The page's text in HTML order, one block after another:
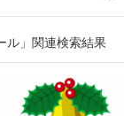
ル」関連検索結果